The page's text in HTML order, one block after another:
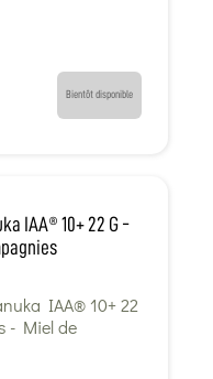
Bientôt disponible
IAA® 10+ 22 G -